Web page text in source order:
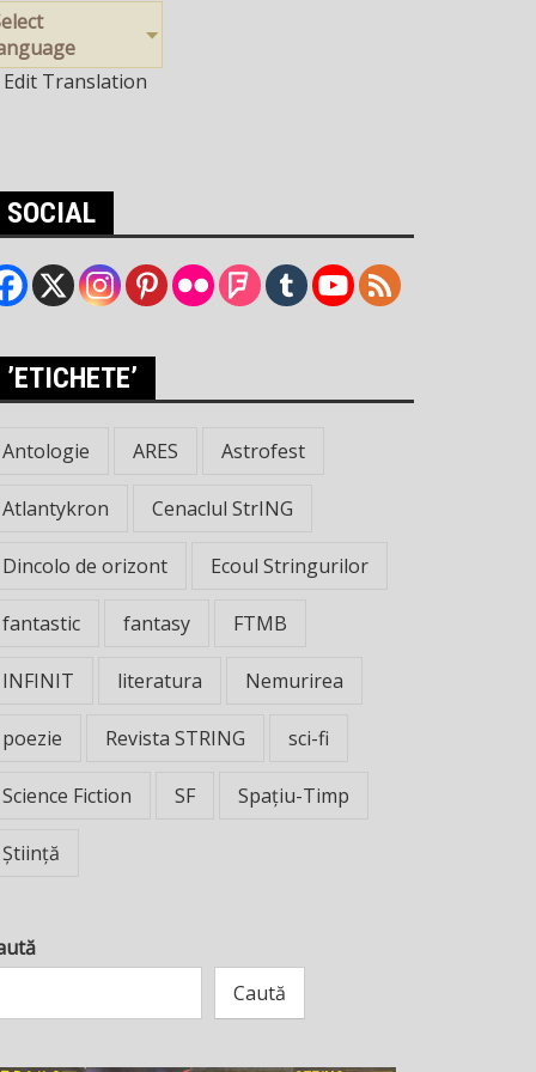
Edit Translation
SOCIAL
’ETICHETE’
Antologie ARES Astrofest
Atlantykron Cenaclul StrING
Dincolo de orizont Ecoul Stringurilor
fantastic fantasy FTMB
INFINIT literatura Nemurirea
poezie Revista STRING sci-fi
Science Fiction SF Spațiu-Timp
Știință
Caută